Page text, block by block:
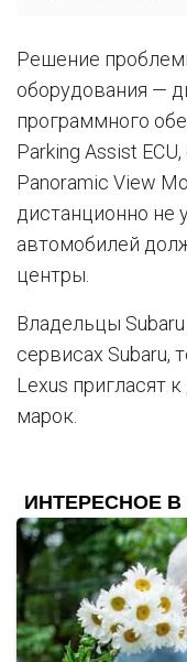
Решение
оборудования —
программного
Parking Assist
Panoramic View
дистанционно не
автомобилей
центры.
Владельцы
сервисах Subaru,
Lexus пригласят
марок.